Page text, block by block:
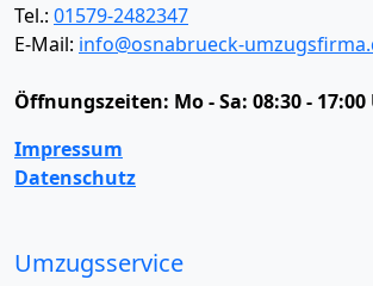
Tel.: 01579-2482347
E-Mail: info@osnabrueck-
Öffnungszeiten: Mo - Sa: 08:30 -
Impressum
Datenschutz
Umzugsservice